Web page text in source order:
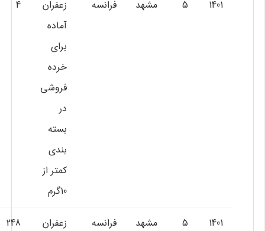
1401
5 مشهد فرانسه
زعفران
آماده
براي
خرده
فروشي
در
بسته
بندي
كمتر از
10گرم
4
1401
5 مشهد فرانسه
زعفران
248